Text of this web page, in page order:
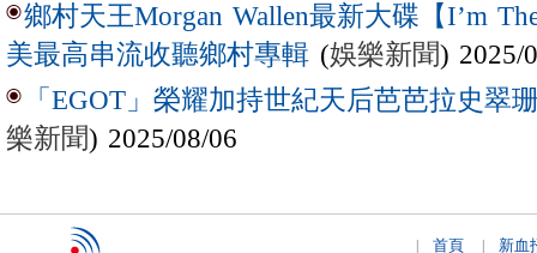
鄉村天王Morgan Wallen最新大碟【I’m
美最高串流收聽鄉村專輯 (娛樂新聞) 2025/
「EGOT」榮耀加持世紀天后芭芭拉史翠
樂新聞) 2025/08/06
首頁 新血